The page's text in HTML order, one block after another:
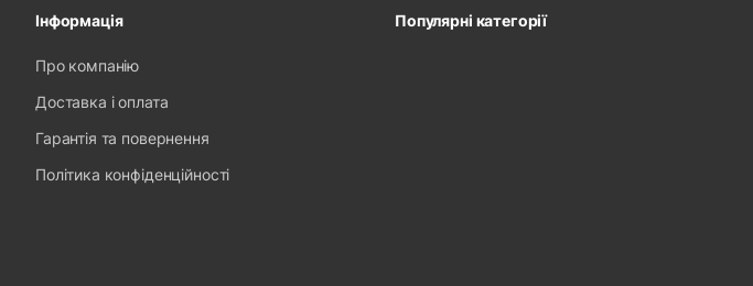
Інформація
Про компанію
Доставка і оплата
Гарантія та повернення
Політика конфіденційності
Популярні категорії